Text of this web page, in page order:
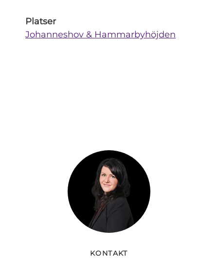
Platser
Johanneshov & Hammarbyhöjden
KONTAKT